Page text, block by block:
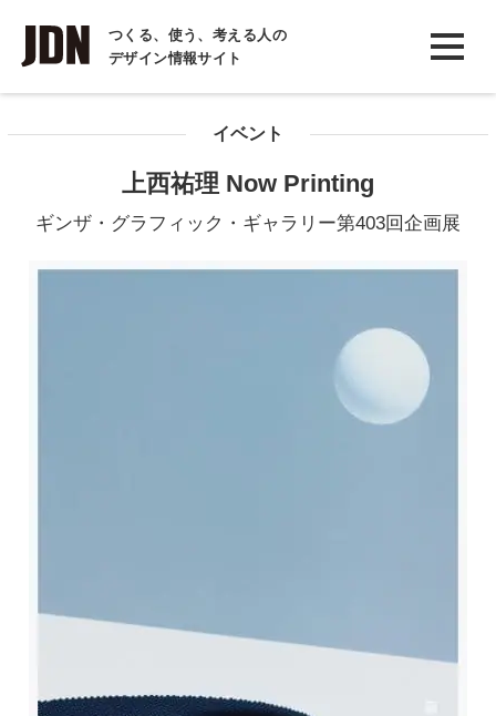
つくる、使う、考える人の
デザイン情報サイト
INTERVIEW
インタビュー
COLUMN
イベント
上西祐理 Now Printing
ギンザ・グラフィック・ギャラリー第403回企画展